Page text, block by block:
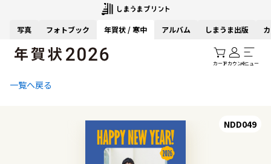
写真 フォトブック 年賀状 / 寒中 アルバム しまうま出版
カートアカウントメニュー
一覧へ戻る
NDD049